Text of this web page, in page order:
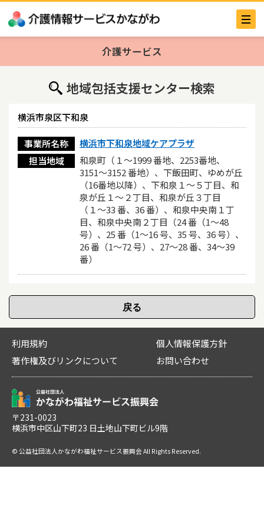
介護サービス
地域包括支援センター検索
横浜市泉区下和泉
事業所名称
横浜市下和泉地域ケアプラザ
担当地域
和泉町（１〜1999 番地、2253番地、
3151〜3152 番地）、下飯田町、ゆめが丘
（16番地以降）、下和泉１〜５丁目、和
泉が丘１〜２丁目、和泉が丘３丁目
（１〜33 番、36 番）、和泉中央南１丁
目、和泉中央南２丁目（24 番（1〜48
号）、25 番（1〜16 号、35 号、36 号）、
26 番（1〜72 号）、27〜28 番、34〜39
番）
利用規約
個人情報保護方針
著作権及びリンクについて
お問い合わせ
〒231-0023
横浜市中区山下町23 日土地山下町ビル9階
© 公益社団法人かながわ福祉サービス振興会 All Rights Reserved.